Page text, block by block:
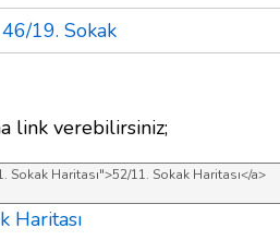
46/19. Sokak
link verebilirsiniz;
Haritası